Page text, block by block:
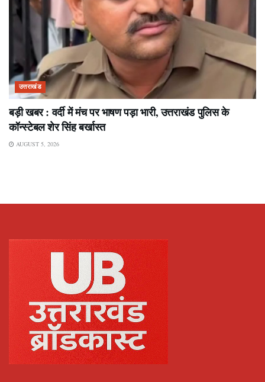
उत्तराखंड
बड़ी खबर : वर्दी में मंच पर भाषण पड़ा भारी, उत्तराखंड पुलिस के
कॉन्स्टेबल शेर सिंह बर्खास्त
AUGUST 5, 2026